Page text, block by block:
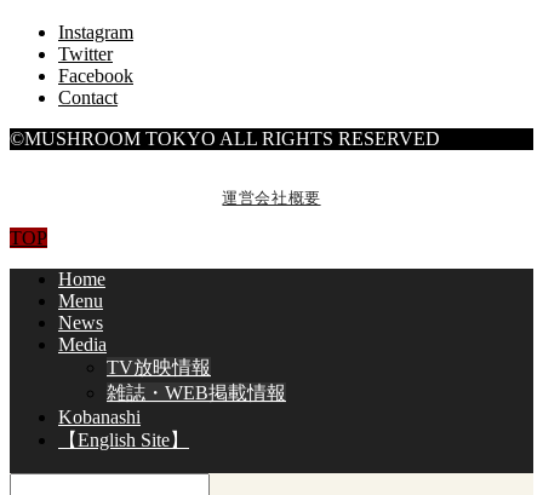
Instagram
Twitter
Facebook
Contact
©MUSHROOM TOKYO ALL RIGHTS RESERVED
運営会社概要
TOP
Home
Menu
News
Media
TV放映情報
雑誌・WEB掲載情報
Kobanashi
【English Site】